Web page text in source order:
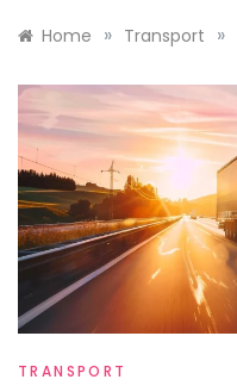
Home » Transport »
TRANSPORT